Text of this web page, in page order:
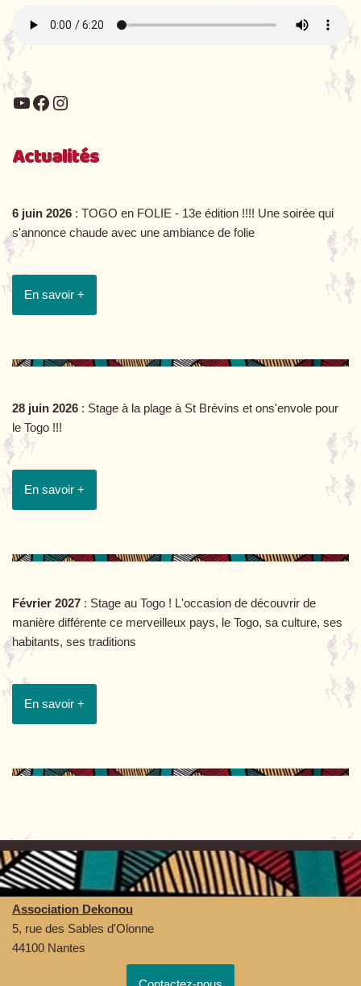
Actualités
6 juin 2026 : TOGO en FOLIE - 13e édition !!!! Une soirée qui
s'annonce chaude avec une ambiance de folie
En savoir +
28 juin 2026 : Stage à la plage à St Brévins et ons'envole pour
le Togo !!!
En savoir +
Février 2027 : Stage au Togo ! L'occasion de découvrir de
manière différente ce merveilleux pays, le Togo, sa culture, ses
habitants, ses traditions
En savoir +
Association Dekonou
5, rue des Sables d'Olonne
44100 Nantes